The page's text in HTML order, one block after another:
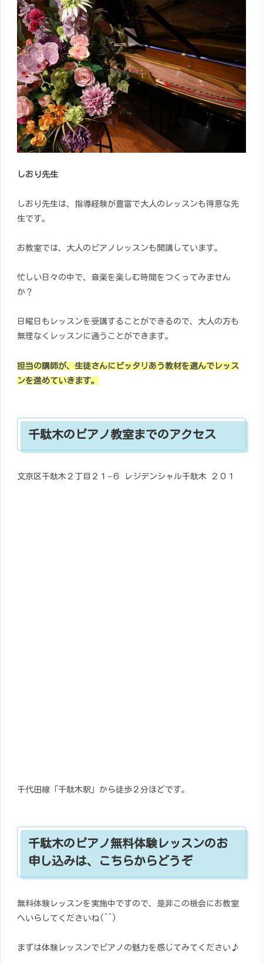
しおり先生
しおり先生は、指導経験が豊富で大人のレッスンも得意な先
生です。
お教室では、大人のピアノレッスンも開講しています。
忙しい日々の中で、音楽を楽しむ時間をつくってみません
か？
日曜日もレッスンを受講することができるので、大人の方も
無理なくレッスンに通うことができます。
担当の講師が、生徒さんにピッタリあう教材を選んでレッス
ンを進めていきます。
千駄木のピアノ教室までのアクセス
文京区千駄木２丁目２１−６ レジデンシャル千駄木 ２０１
千代田線「千駄木駅」から徒歩２分ほどです。
千駄木のピアノ無料体験レッスンのお
申し込みは、こちらからどうぞ
無料体験レッスンを実施中ですので、是非この機会にお教室
へいらしてくださいね(^^)
まずは体験レッスンでピアノの魅力を感じてみてください♪